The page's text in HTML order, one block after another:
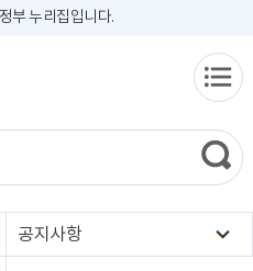
부 누리집입니다.
공지사항